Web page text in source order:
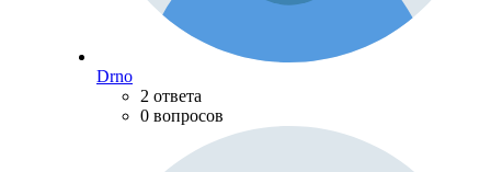
Drno
2 ответа
0 вопросов